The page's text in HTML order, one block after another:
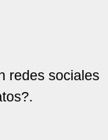
redes sociales